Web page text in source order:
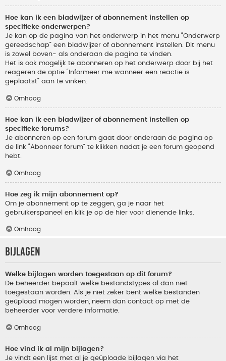
Hoe kan ik een bladwijzer of abonnement instellen op
specifieke onderwerpen?
Je kan op de pagina van het onderwerp in het menu “Onderwerp
gereedschap” een bladwijzer of abonnement instellen. Dit menu
is zowel boven- als onderaan de pagina te vinden.
Het is ook mogelijk te abonneren op het onderwerp door bij het
reageren de optie “Informeer me wanneer een reactie is
geplaatst” aan te vinken.
Omhoog
Hoe kan ik een bladwijzer of abonnement instellen op
specifieke forums?
Je abonneren op een forum gaat door onderaan de pagina op
de link “Abonneer forum” te klikken nadat je een forum geopend
hebt.
Omhoog
Hoe zeg ik mijn abonnement op?
Om je abonnement op te zeggen, ga je naar het
gebruikerspaneel en klik je op de hier voor dienende links.
Omhoog
Bijlagen
Welke bijlagen worden toegestaan op dit forum?
De beheerder bepaalt welke bestandstypes al dan niet
toegestaan worden. Als je niet zeker bent welke bestanden
geüpload mogen worden, neem dan contact op met de
beheerder voor verdere informatie.
Omhoog
Hoe vind ik al mijn bijlagen?
Je vindt een lijst met al je geüploade bijlagen via het